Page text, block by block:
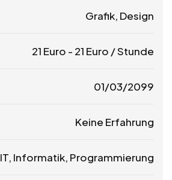
Grafik, Design
21 Euro - 21 Euro / Stunde
01/03/2099
Keine Erfahrung
IT, Informatik, Programmierung